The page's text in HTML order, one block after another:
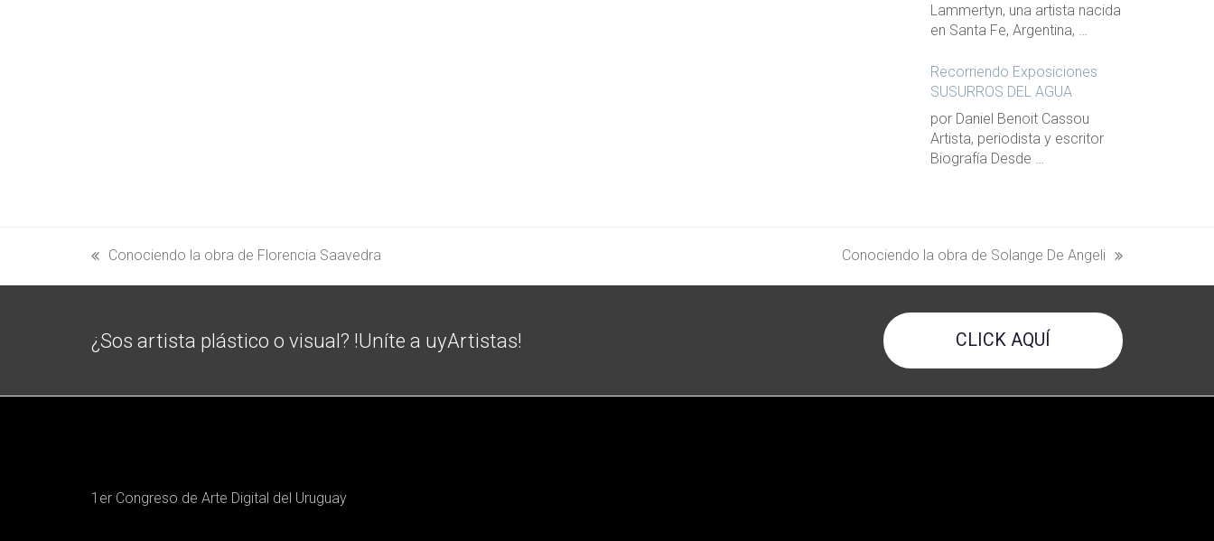
Lammertyn, una artista nacida
en Santa Fe, Argentina, …
Recorriendo Exposiciones
SUSURROS DEL AGUA
por Daniel Benoit Cassou
Artista, periodista y escritor
Biografía Desde …
previous
post:
Conociendo la obra de Florencia Saavedra
next
post:
Conociendo la obra de Solange De Angeli
¿Sos artista plástico o visual? !Uníte a uyArtistas! CLICK AQUÍ
1er Congreso de Arte Digital del Uruguay